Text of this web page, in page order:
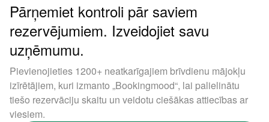
Pārņemiet kontroli pār saviem
rezervējumiem. Izveidojiet savu
uzņēmumu.
Pievienojieties 1200+ neatkarīgajiem brīvdienu mājokļu
izīrētājiem, kuri izmanto „Bookingmood“, lai palielinātu
tiešo rezervāciju skaitu un veidotu ciešākas attiecības ar
viesiem.